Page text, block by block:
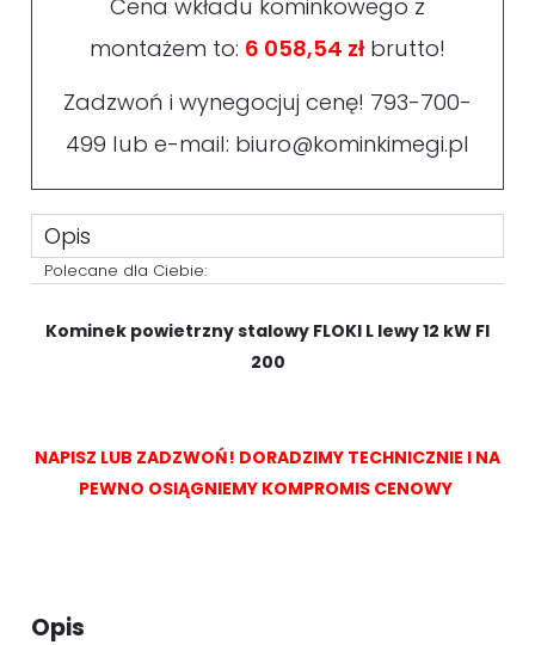
Cena wkładu kominkowego z
montażem to: 6 058,54 złbrutto!
Zadzwoń i wynegocjuj cenę! 793-700-
499 lub e-mail: biuro@kominkimegi.pl
Opis
Polecane dla Ciebie:
Kominek powietrzny stalowy FLOKI L lewy 12 kW FI
200
NAPISZ LUB ZADZWOŃ! DORADZIMY TECHNICZNIE I NA
PEWNO OSIĄGNIEMY KOMPROMIS CENOWY
Opis